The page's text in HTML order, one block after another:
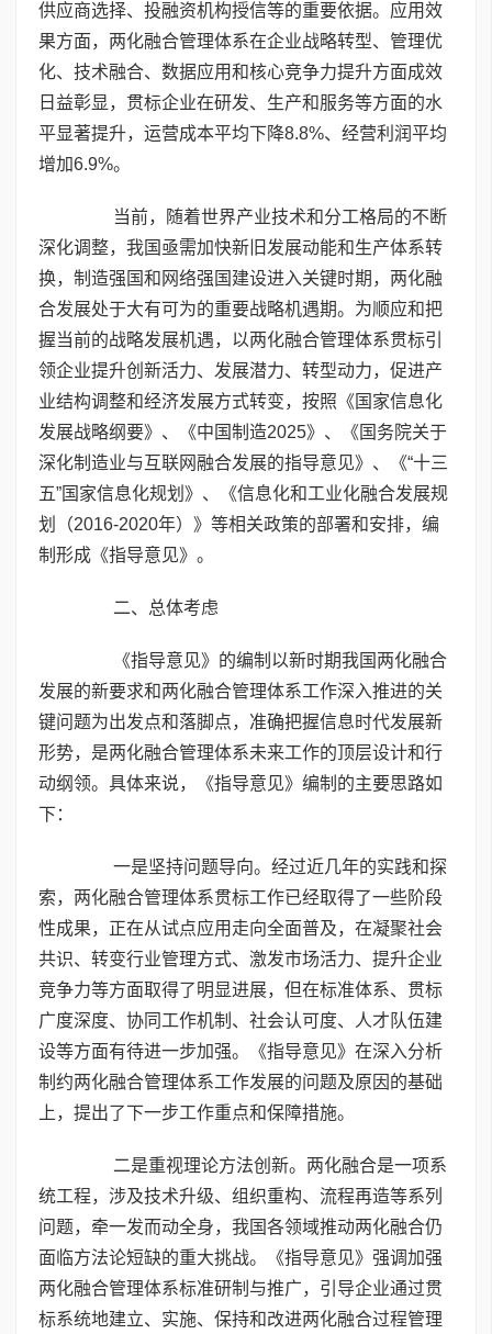
供应商选择、投融资机构授信等的重要依据。应用效
果方面，两化融合管理体系在企业战略转型、管理优
化、技术融合、数据应用和核心竞争力提升方面成效
日益彰显，贯标企业在研发、生产和服务等方面的水
平显著提升，运营成本平均下降8.8%、经营利润平均
增加6.9%。
当前，随着世界产业技术和分工格局的不断
深化调整，我国亟需加快新旧发展动能和生产体系转
换，制造强国和网络强国建设进入关键时期，两化融
合发展处于大有可为的重要战略机遇期。为顺应和把
握当前的战略发展机遇，以两化融合管理体系贯标引
领企业提升创新活力、发展潜力、转型动力，促进产
业结构调整和经济发展方式转变，按照《国家信息化
发展战略纲要》、《中国制造2025》、《国务院关于
深化制造业与互联网融合发展的指导意见》、《“十三
五”国家信息化规划》、《信息化和工业化融合发展规
划（2016-2020年）》等相关政策的部署和安排，编
制形成《指导意见》。
二、总体考虑
《指导意见》的编制以新时期我国两化融合
发展的新要求和两化融合管理体系工作深入推进的关
键问题为出发点和落脚点，准确把握信息时代发展新
形势，是两化融合管理体系未来工作的顶层设计和行
动纲领。具体来说，《指导意见》编制的主要思路如
下：
一是坚持问题导向。经过近几年的实践和探
索，两化融合管理体系贯标工作已经取得了一些阶段
性成果，正在从试点应用走向全面普及，在凝聚社会
共识、转变行业管理方式、激发市场活力、提升企业
竞争力等方面取得了明显进展，但在标准体系、贯标
广度深度、协同工作机制、社会认可度、人才队伍建
设等方面有待进一步加强。《指导意见》在深入分析
制约两化融合管理体系工作发展的问题及原因的基础
上，提出了下一步工作重点和保障措施。
二是重视理论方法创新。两化融合是一项系
统工程，涉及技术升级、组织重构、流程再造等系列
问题，牵一发而动全身，我国各领域推动两化融合仍
面临方法论短缺的重大挑战。《指导意见》强调加强
两化融合管理体系标准研制与推广，引导企业通过贯
标系统地建立、实施、保持和改进两化融合过程管理